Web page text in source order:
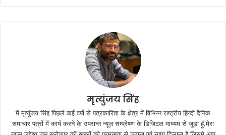
मृत्युंजय सिंह
मैं मृत्युंजय सिंह पिछले कई वर्षो से पत्रकारिता के क्षेत्र में विभिन्न राष्ट्रीय हिन्दी दैनिक
समाचार पत्रों में कार्य करने के उपरान्त न्यूज़ सम्प्रेषण के डिजिटल माध्यम से जुडा हूँ.मेरा